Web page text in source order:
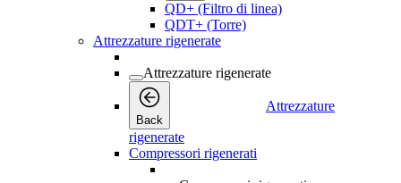
QD+ (Filtro di linea)
QDT+ (Torre)
Attrezzature rigenerate
Attrezzature rigenerate
Back
Attrezzature
rigenerate
Compressori rigenerati